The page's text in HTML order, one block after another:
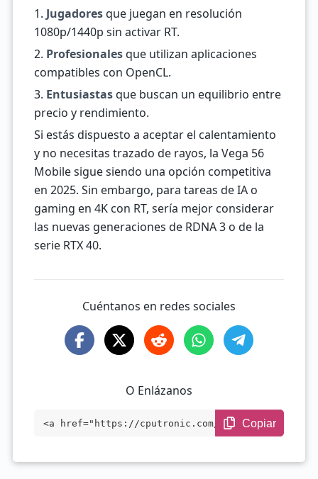
1. Jugadoresque juegan en resolución
1080p/1440p sin activar RT.
2. Profesionalesque utilizan aplicaciones
compatibles con OpenCL.
3. Entusiastasque buscan un equilibrio entre
precio y rendimiento.
Si estás dispuesto a aceptar el calentamiento
y no necesitas trazado de rayos, la Vega 56
Mobile sigue siendo una opción competitiva
en 2025. Sin embargo, para tareas de IA o
gaming en 4K con RT, sería mejor considerar
las nuevas generaciones de RDNA 3 o de la
serie RTX 40.
Cuéntanos en redes sociales
O Enlázanos
<a href="https://cputronic.com/es/gpu/am
Copiar